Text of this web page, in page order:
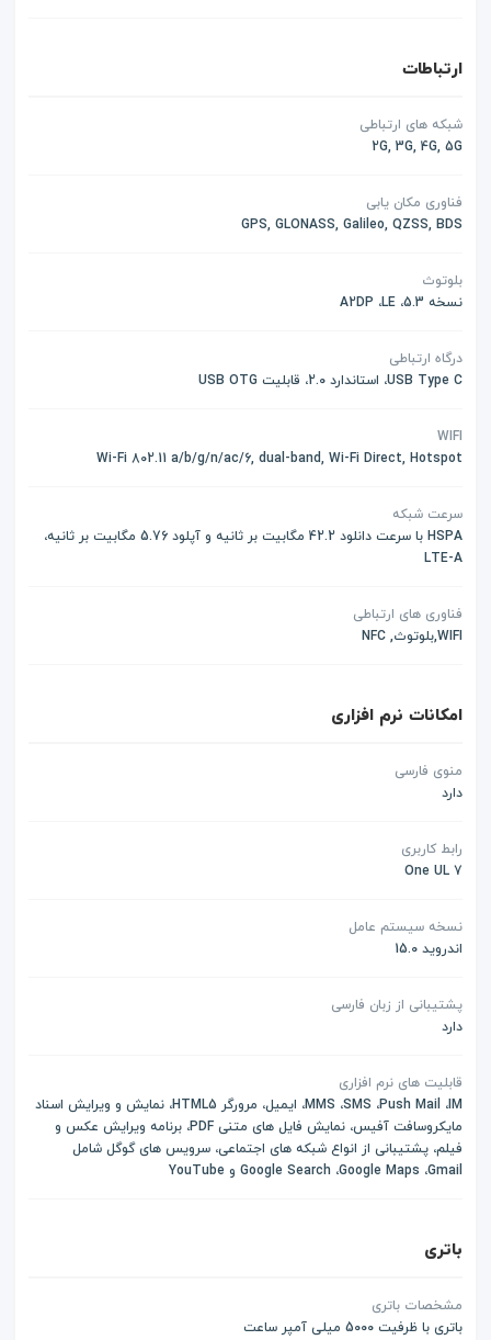
ارتباطات
شبکه های ارتباطی
2G, 3G, 4G, 5G
فناوری مکان یابی
GPS, GLONASS, Galileo, QZSS, BDS
بلوتوث
نسخه 5.3، A2DP ،LE
درگاه ارتباطی
USB Type C، استاندارد 2.0، قابلیت USB OTG
WIFI
Wi-Fi 802.11 a/b/g/n/ac/6, dual-band, Wi-Fi Direct, Hotspot
سرعت شبکه
HSPA با سرعت دانلود 42.2 مگابیت بر ثانیه و آپلود 5.76 مگابیت بر ثانیه،
LTE-A
فناوری های ارتباطی
WIFI,بلوتوث, NFC
امکانات نرم افزاری
منوی فارسی
دارد
رابط کاربری
One UL 7
نسخه سیستم عامل
اندروید 15.0
پشتیبانی از زبان فارسی
دارد
قابلیت های نرم افزاری
MMS ،SMS ،Push Mail ،IM، ایمیل، مرورگر HTML5، نمایش و ویرایش اسناد
مایکروسافت آفیس، نمایش فایل های متنی PDF، برنامه ویرایش عکس و
فیلم، پشتیبانی از انواع شبکه های اجتماعی، سرویس های گوگل شامل
Google Search ،Google Maps ،Gmail و YouTube
باتری
مشخصات باتری
باتری با ظرفیت 5000 میلی آمپر ساعت